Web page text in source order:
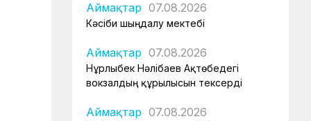
Аймақтар 07.08.2026
Кәсіби шыңдалу мектебі
Аймақтар 07.08.2026
Нұрлыбек Нәлібаев Ақтөбедегі
вокзалдың құрылысын тексерді
Аймақтар 07.08.2026